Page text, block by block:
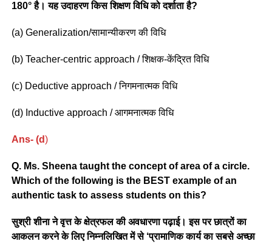
180° है। यह उदाहरण किस शिक्षण विधि को दर्शाता है?
(a) Generalization/सामान्यीकरण की विधि
(b) Teacher-centric approach / शिक्षक-केंद्रित विधि
(c) Deductive approach / निगमनात्मक विधि
(d) Inductive approach / आगमनात्मक विधि
Ans- (d)
Q. Ms. Sheena taught the concept of area of a circle.
Which of the following is the BEST example of an
authentic task to assess students on this?
सुश्री शीना ने वृत्त के क्षेत्रफल की अवधारणा पढ़ाई। इस पर छात्रों का
आकलन करने के लिए निम्नलिखित में से ‘प्रामाणिक कार्य का सबसे अच्छा